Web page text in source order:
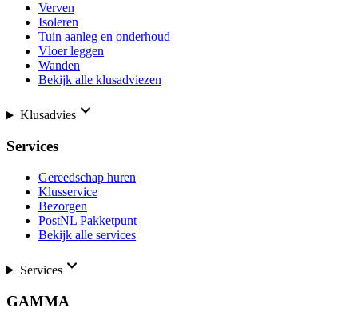
Verven
Isoleren
Tuin aanleg en onderhoud
Vloer leggen
Wanden
Bekijk alle klusadviezen
Klusadvies
Services
Gereedschap huren
Klusservice
Bezorgen
PostNL Pakketpunt
Bekijk alle services
Services
GAMMA